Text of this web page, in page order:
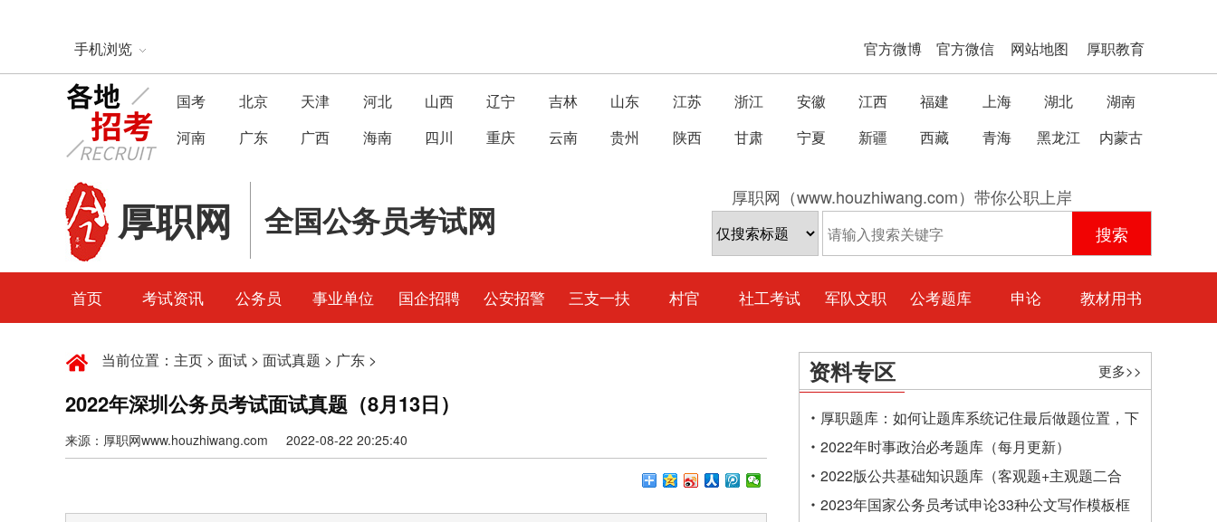
手机浏览 官方微博 官方微信 网站地图 厚职教育
国考 北京 天津 河北 山西 辽宁 吉林 山东 江苏 浙江 安徽 江西 福建 上海 湖北
湖南
河南
广东 广西 海南 四川 重庆 云南 贵州 陕西 甘肃 宁夏 新疆 西藏 青海 黑龙江 内蒙古
厚职网 全国公务员考试网
厚职网（www.houzhiwang.com）带你公职上岸
首页 考试资讯 公务员 事业单位 国企招聘 公安招警 三支一扶 村官 社工考试 军队文职 公考题库 申论 教材用书
当前位置： 主页 > 面试 > 面试真题 > 广东 >
2022年深圳公务员考试面试真题（8月13日）
来源：厚职网www.houzhiwang.com 2022-08-22 20:25:40
资料专区 更多>>
厚职题库：如何让题库系统记住最后做题位置，下
一次进入后可接续做题？
2022年时事政治必考题库（每月更新）
2022版公共基础知识题库（客观题+主观题二合
一）
2023年国家公务员考试申论33种公文写作模板框